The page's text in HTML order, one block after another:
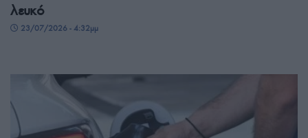
λευκό
23/07/2026 - 4:32μμ